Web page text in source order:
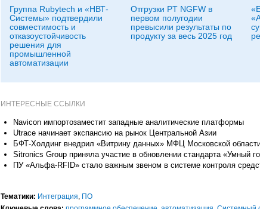
Группа Rubytech и «НВТ-
Системы» подтвердили
совместимость и
отказоустойчивость
решения для
промышленной
автоматизации
Отгрузки PT NGFW в
первом полугодии
превысили результаты по
продукту за весь 2025 год
ИНТЕРЕСНЫЕ ССЫЛКИ
Navicon импортозаместит западные аналитические платформы
Utrace начинает экспансию на рынок Центральной Азии
БФТ-Холдинг внедрил «Витрину данных» МФЦ Московской
Sitronics Group приняла участие в обновлении стандарта «Умный
ПУ «Альфа-RFID» стало важным звеном в системе контроля
Тематики: Интеграция, ПО